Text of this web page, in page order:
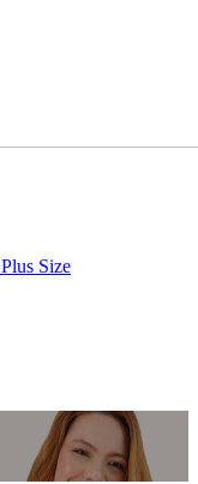
Plus Size